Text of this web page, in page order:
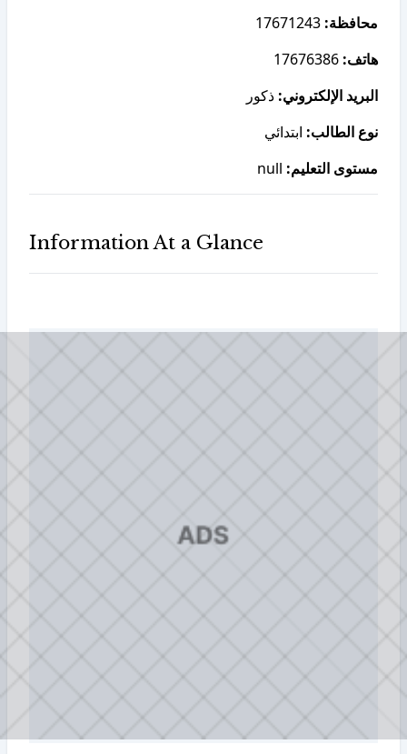
محافظة:
هاتف:
البريد الإلكتروني: ذكور
نوع الطالب: ابتدائي
مستوى التعليم:
Information At a Glance